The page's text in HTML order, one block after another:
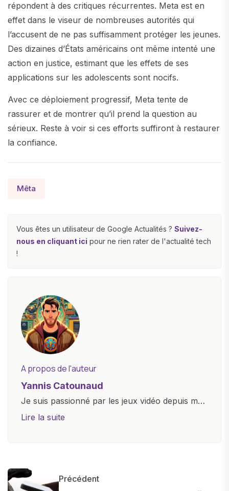
répondent à des critiques récurrentes. Meta est en
effet dans le viseur de nombreuses autorités qui
l’accusent de ne pas suffisamment protéger les jeunes.
Des dizaines d’États américains ont même intenté une
action en justice, estimant que les effets de ses
applications sur les adolescents sont nocifs.
Avec ce déploiement progressif, Meta tente de
rassurer et de montrer qu’il prend la question au
sérieux. Reste à voir si ces efforts suffiront à restaurer
la confiance.
Mêta
Vous êtes un utilisateur de Google Actualités ? Suivez-
nous en cliquant ici pour ne rien rater de l'actualité tech
!
A propos de l'auteur
Yannis Catounaud
Je suis passionné par les jeux vidéo depuis mon
plus jeune âge. Mon amour pour l'univers
et bien d'autres gadgets technologiques. Armé
d'une curiosité insatiable, j'aime dévoiler les
Lire la suite
Précédent